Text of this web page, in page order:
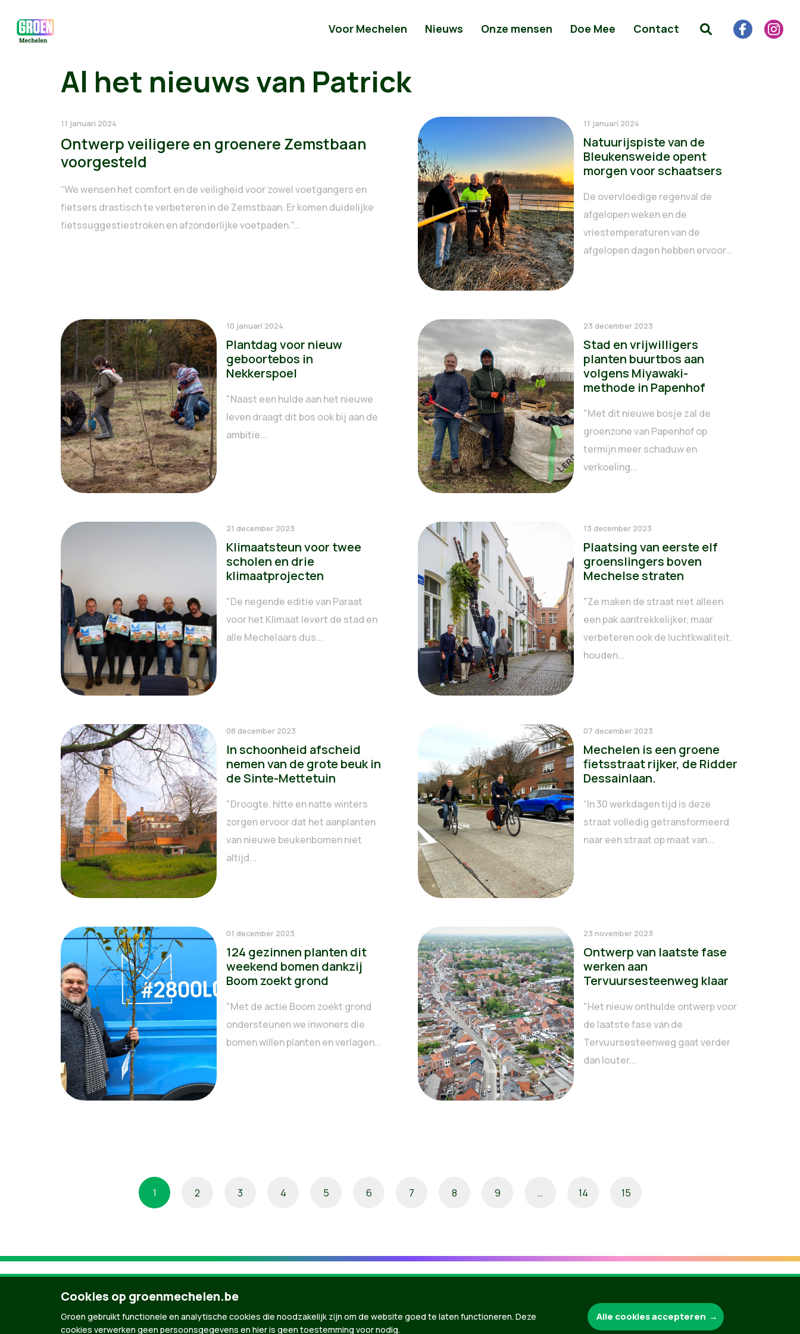
Voor Mechelen Nieuws Onze mensen Doe Mee Contact
Al het nieuws van Patrick
11 januari 2024
Ontwerp veiligere en groenere Zemstbaan
voorgesteld
“We wensen het comfort en de veiligheid voor zowel voetgangers en
fietsers drastisch te verbeteren in de Zemstbaan. Er komen duidelijke
fietssuggestiestroken en afzonderlijke voetpaden."...
11 januari 2024
Natuurijspiste van de
Bleukensweide opent
morgen voor schaatsers
De overvloedige regenval de
afgelopen weken en de
vriestemperaturen van de
afgelopen dagen hebben ervoor...
10 januari 2024
Plantdag voor nieuw
geboortebos in
Nekkerspoel
"Naast een hulde aan het nieuwe
leven draagt dit bos ook bij aan de
ambitie...
23 december 2023
Stad en vrijwilligers
planten buurtbos aan
volgens Miyawaki-
methode in Papenhof
"Met dit nieuwe bosje zal de
groenzone van Papenhof op
termijn meer schaduw en
verkoeling...
21 december 2023
Klimaatsteun voor twee
scholen en drie
klimaatprojecten
"De negende editie van Paraat
voor het Klimaat levert de stad en
alle Mechelaars dus...
13 december 2023
Plaatsing van eerste elf
groenslingers boven
Mechelse straten
"Ze maken de straat niet alleen
een pak aantrekkelijker, maar
verbeteren ook de luchtkwaliteit,
houden...
08 december 2023
In schoonheid afscheid
nemen van de grote beuk in
de Sinte-Mettetuin
"Droogte, hitte en natte winters
zorgen ervoor dat het aanplanten
van nieuwe beukenbomen niet
altijd...
07 december 2023
Mechelen is een groene
fietsstraat rijker, de Ridder
Dessainlaan.
“In 30 werkdagen tijd is deze
straat volledig getransformeerd
naar een straat op maat van...
01 december 2023
124 gezinnen planten dit
weekend bomen dankzij
Boom zoekt grond
"Met de actie Boom zoekt grond
ondersteunen we inwoners die
bomen willen planten en verlagen...
23 november 2023
Ontwerp van laatste fase
werken aan
Tervuursesteenweg klaar
"Het nieuw onthulde ontwerp voor
de laatste fase van de
Tervuursesteenweg gaat verder
dan louter...
1 2 3 4 5 6 7 8 9 … 14 15
Groen.be
Cookies op groenmechelen.be
Groen gebruikt functionele en analytische cookies die noodzakelijk zijn om de website goed te laten functioneren. Deze
cookies verwerken geen persoonsgegevens en hier is geen toestemming voor nodig.
Alle cookies accepteren